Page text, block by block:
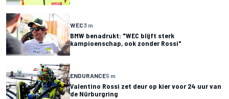
WEC3 m
BMW benadrukt: "WEC blijft sterk
kampioenschap, ook zonder Rossi"
ENDURANCE5 m
Valentino Rossi zet deur op kier voor 24 uur van
de Nürburgring